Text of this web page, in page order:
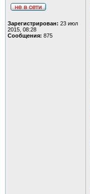
Зарегистрирован: 23 июл
2015, 08:28
Сообщения: 875